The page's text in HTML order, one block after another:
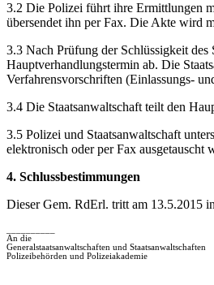
3.2 Die Polizei führt ihre Ermittlungen
übersendet ihn per Fax. Die Akte wird
3.3 Nach Prüfung der Schlüssigkeit
Hauptverhandlungstermin ab. Die
Verfahrensvorschriften (Einlassungs-
3.4 Die Staatsanwaltschaft teilt den
3.5 Polizei und Staatsanwaltschaft
elektronisch oder per Fax
4. Schlussbestimmungen
Dieser Gem. RdErl. tritt am 13.5.2015
An die
Generalstaatsanwaltschaften und Staatsanwaltschaften
Polizeibehörden und Polizeiakademie